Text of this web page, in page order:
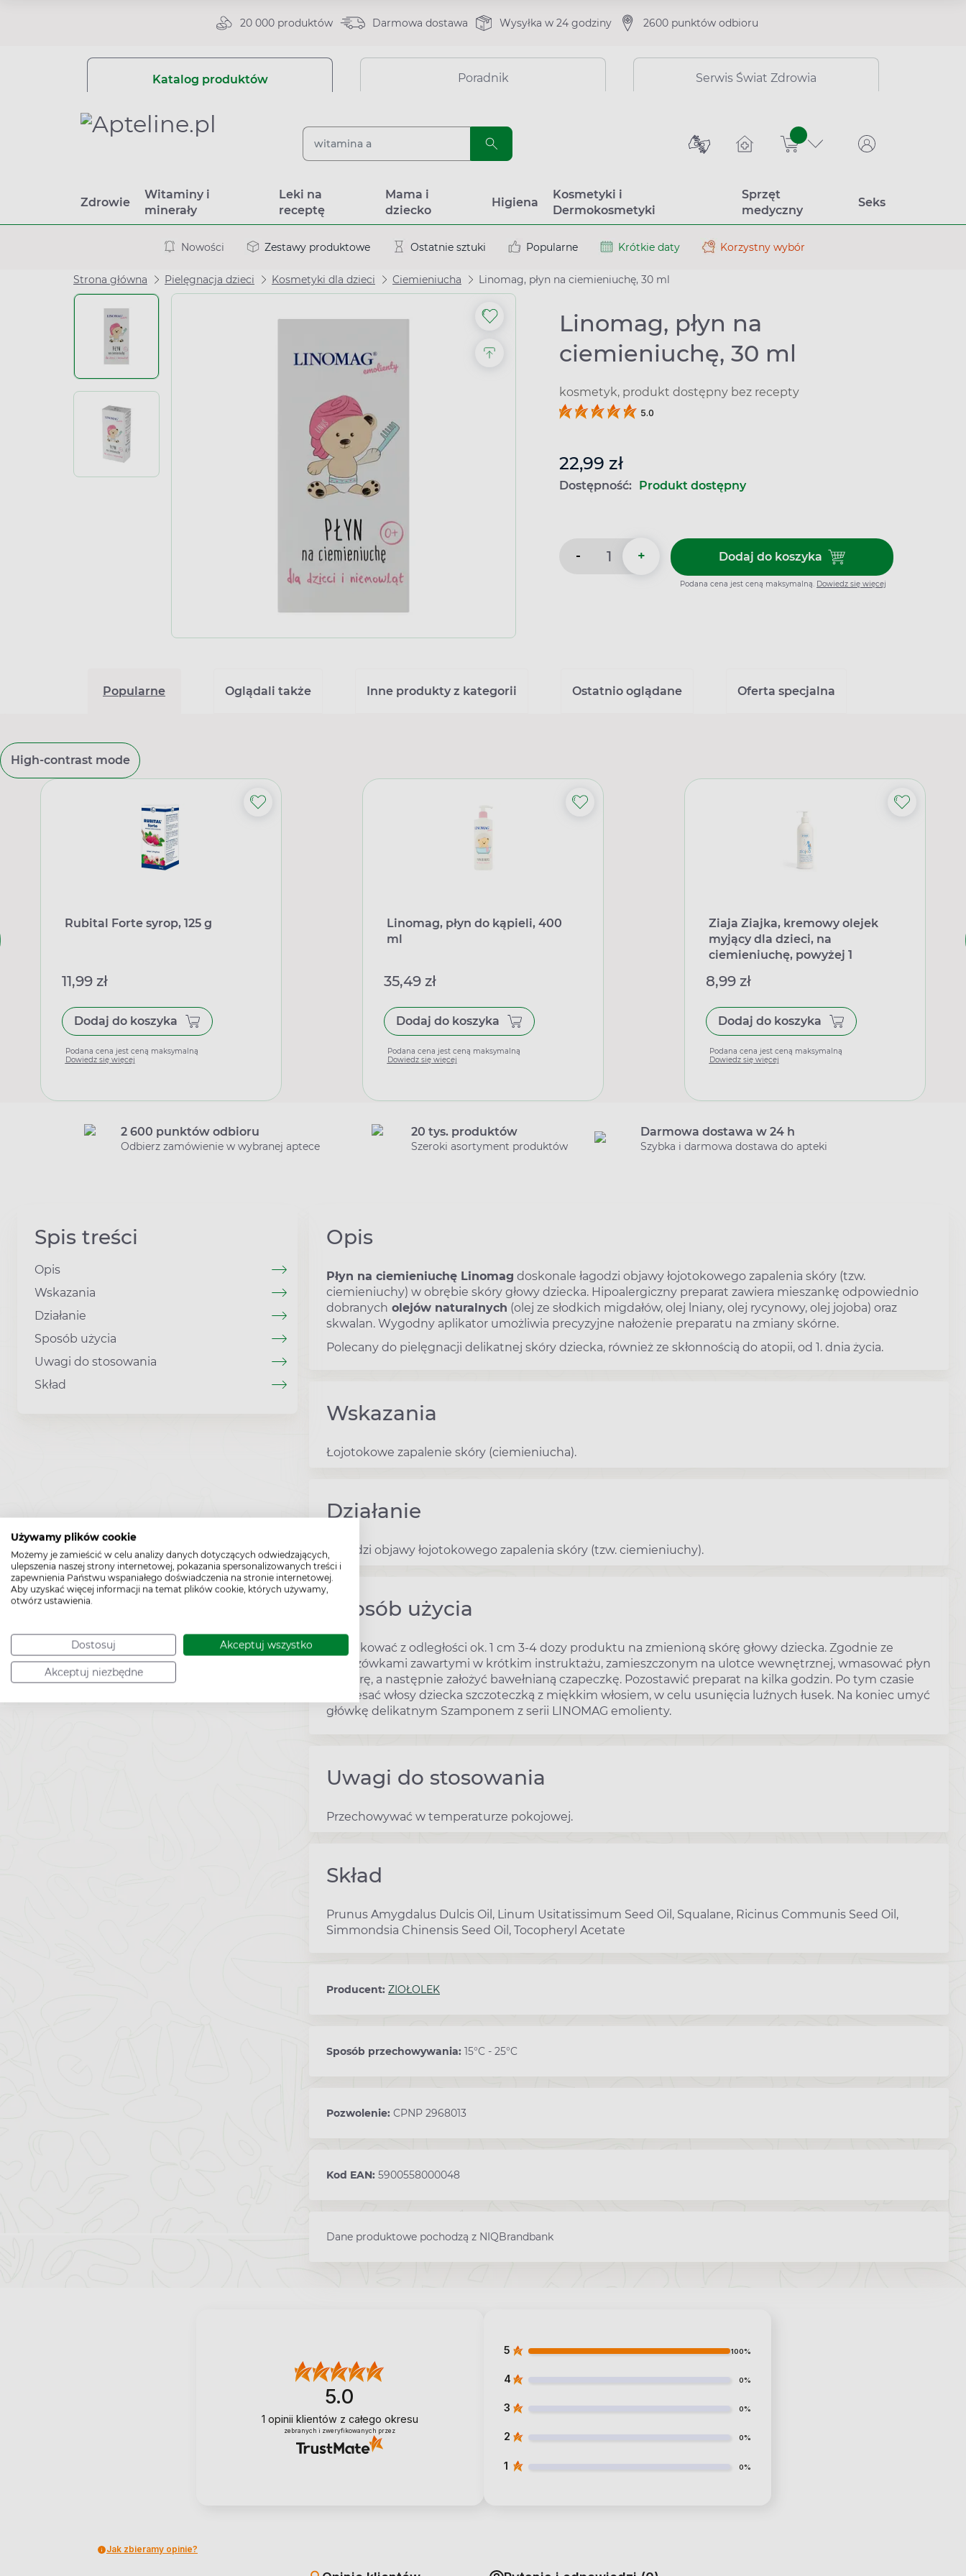
Używamy plików cookie
Możemy je zamieścić w celu analizy danych dotyczących odwiedzających,
ulepszenia naszej strony internetowej, pokazania spersonalizowanych treści i
zapewnienia Państwu wspaniałego doświadczenia na stronie internetowej.
Aby uzyskać więcej informacji na temat plików cookie, których używamy,
otwórz ustawienia.
Dostosuj Akceptuj wszystko
Akceptuj niezbędne
20 000 produktów Darmowa dostawa Wysyłka w 24 godziny 2600 punktów odbioru
Katalog produktów Poradnik Serwis Świat Zdrowia
sztuk
Zdrowie
Witaminy i
minerały
Leki na
receptę
Mama i
dziecko
Higiena
Kosmetyki i
Dermokosmetyki
Sprzęt
medyczny
Seks
Nowości Zestawy produktowe Ostatnie sztuki Popularne Krótkie daty Korzystny wybór
Strona główna Pielęgnacja dzieci Kosmetyki dla dzieci Ciemieniucha Linomag, płyn na ciemieniuchę, 30 ml
Linomag, płyn na
ciemieniuchę, 30 ml
kosmetyk, produkt dostępny bez recepty
5.0
22,99 zł
Dostępność: Produkt dostępny
- + Dodaj do koszykaDodaj do koszyka Linomag,
Podana cena jest ceną maksymalną. Dowiedz się więcej
Popularne Oglądali także Inne produkty z kategorii Ostatnio oglądane Oferta specjalna
High-contrast mode
Rubital Forte syrop, 125 g
11,99 zł
Dodaj do koszyka
Podana cena jest ceną maksymalną
Dowiedz się więcej
Linomag, płyn do kąpieli, 400
ml
35,49 zł
Dodaj do koszyka
Podana cena jest ceną maksymalną
Dowiedz się więcej
Ziaja Ziajka, kremowy olejek
myjący dla dzieci, na
ciemieniuchę, powyżej 1
8,99 zł
Dodaj do koszyka
Podana cena jest ceną maksymalną
Dowiedz się więcej
2 600 punktów odbioru
Odbierz zamówienie w wybranej aptece
20 tys. produktów
Szeroki asortyment produktów
Darmowa dostawa w 24 h
Szybka i darmowa dostawa do apteki
Spis treści
Opis
Wskazania
Działanie
Sposób użycia
Uwagi do stosowania
Skład
Opis
Płyn na ciemieniuchę Linomag doskonale łagodzi objawy łojotokowego zapalenia skóry (tzw.
ciemieniuchy) w obrębie skóry głowy dziecka. Hipoalergiczny preparat zawiera mieszankę odpowiednio
dobranych olejów naturalnych (olej ze słodkich migdałów, olej lniany, olej rycynowy, olej jojoba) oraz
skwalan. Wygodny aplikator umożliwia precyzyjne nałożenie preparatu na zmiany skórne.
Polecany do pielęgnacji delikatnej skóry dziecka, również ze skłonnością do atopii, od 1. dnia życia.
Wskazania
Łojotokowe zapalenie skóry (ciemieniucha).
Działanie
Łagodzi objawy łojotokowego zapalenia skóry (tzw. ciemieniuchy).
Sposób użycia
Zaaplikować z odległości ok. 1 cm 3-4 dozy produktu na zmienioną skórę głowy dziecka. Zgodnie ze
wskazówkami zawartymi w krótkim instruktażu, zamieszczonym na ulotce wewnętrznej, wmasować płyn
w skórę, a następnie założyć bawełnianą czapeczkę. Pozostawić preparat na kilka godzin. Po tym czasie
wyczesać włosy dziecka szczoteczką z miękkim włosiem, w celu usunięcia luźnych łusek. Na koniec umyć
główkę delikatnym Szamponem z serii LINOMAG emolienty.
Uwagi do stosowania
Przechowywać w temperaturze pokojowej.
Skład
Prunus Amygdalus Dulcis Oil, Linum Usitatissimum Seed Oil, Squalane, Ricinus Communis Seed Oil,
Simmondsia Chinensis Seed Oil, Tocopheryl Acetate
Producent: ZIOŁOLEK
Sposób przechowywania: 15°C - 25°C
Pozwolenie: CPNP 2968013
Kod EAN: 5900558000048
Dane produktowe pochodzą z NIQBrandbank
5.0
1 opinii klientów z całego okresu
zebranych i zweryfikowanych przez
5 100%
4 0%
3 0%
2 0%
1 0%
Jak zbieramy opinie?